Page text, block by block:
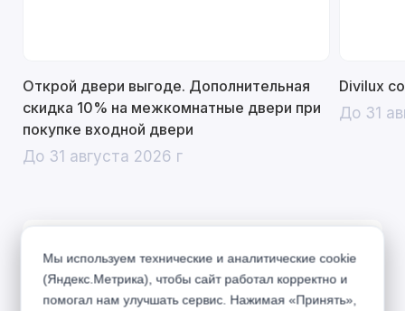
Открой двери выгоде. Дополнительная
скидка 10% на межкомнатные двери при
покупке входной двери
До 31 августа 2026 г
Divilux
До 31
Описание
Надежные двери коллекции Бизнес подарят
Мы используем технические и аналитические cookie
(Яндекс.Метрика), чтобы сайт работал корректно и
помогал нам улучшать сервис. Нажимая «Принять»,